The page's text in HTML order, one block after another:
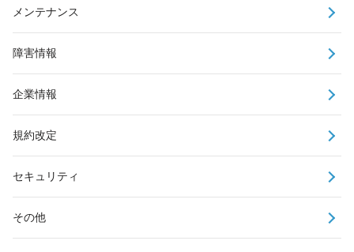
メンテナンス
障害情報
企業情報
規約改定
セキュリティ
その他